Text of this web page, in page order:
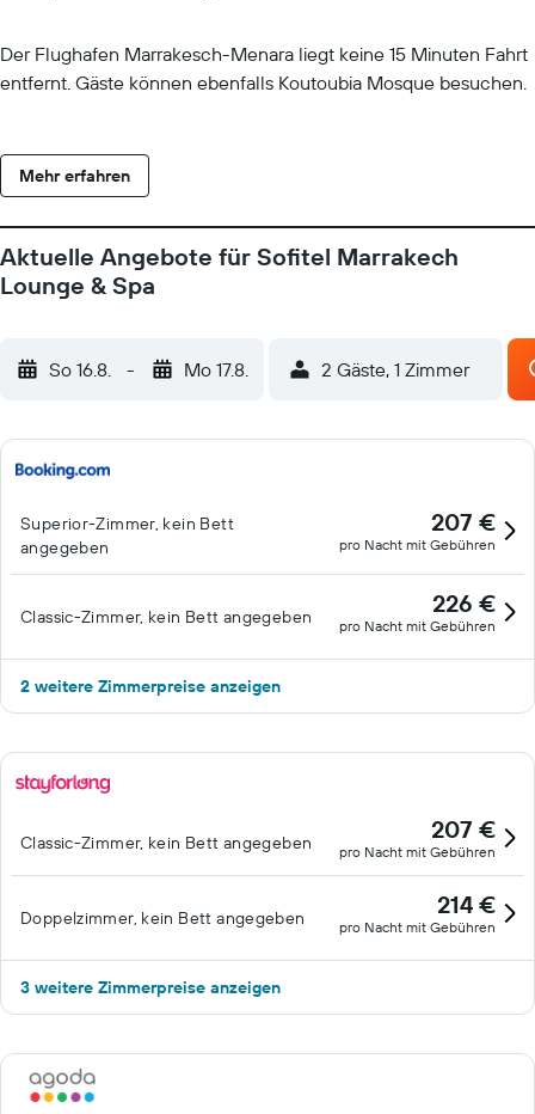
Der Flughafen Marrakesch-Menara liegt keine 15 Minuten Fahrt
entfernt. Gäste können ebenfalls Koutoubia Mosque besuchen.
Mehr erfahren
Aktuelle Angebote für Sofitel Marrakech
Lounge & Spa
So 16.8. - Mo 17.8. 2 Gäste, 1 Zimmer
Superior-Zimmer, kein Bett
angegeben
207 €
pro Nacht mit Gebühren
Classic-Zimmer, kein Bett angegeben 226 €
pro Nacht mit Gebühren
2 weitere Zimmerpreise anzeigen
Classic-Zimmer, kein Bett angegeben 207 €
pro Nacht mit Gebühren
Doppelzimmer, kein Bett angegeben 214 €
pro Nacht mit Gebühren
3 weitere Zimmerpreise anzeigen